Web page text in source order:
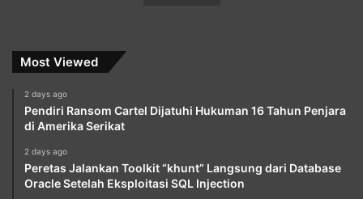
Most Viewed
2 days ago
Pendiri Ransom Cartel Dijatuhi Hukuman 16 Tahun Penjara
di Amerika Serikat
2 days ago
Peretas Jalankan Toolkit “khunt” Langsung dari Database
Oracle Setelah Eksploitasi SQL Injection